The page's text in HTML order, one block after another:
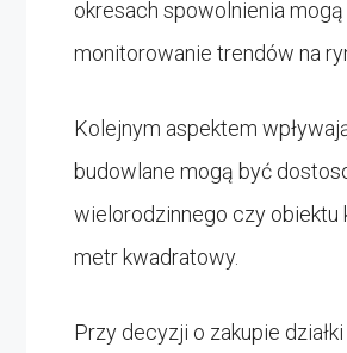
okresach spowolnienia
monitorowanie trendów na
Kolejnym aspektem
budowlane mogą być
wielorodzinnego czy obiektu
metr kwadratowy.
Przy decyzji o zakupie